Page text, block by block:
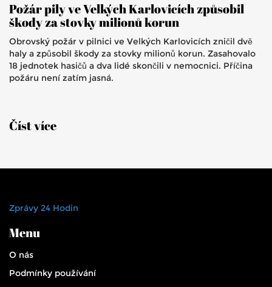
Požár pily ve Velkých Karlovicích způsobil
škody za stovky milionů korun
Obrovský požár v pilnici ve Velkých Karlovicích zničil dvě
haly a způsobil škody za stovky milionů korun. Zasahovalo
18 jednotek hasičů a dva lidé skončili v nemocnici. Příčina
požáru není zatím jasná.
Číst více
Zprávy 24 Hodin
Menu
O nás
Podmínky používání